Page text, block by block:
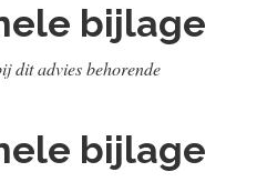
bijlage
dit advies behorende
bijlage